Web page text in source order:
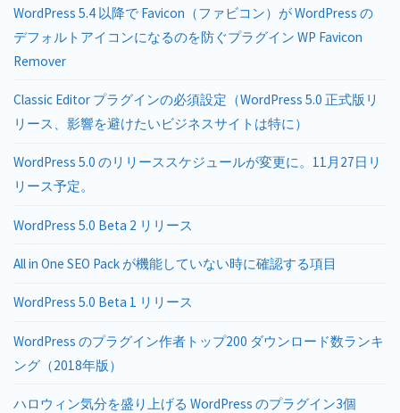
WordPress 5.4 以降で Favicon（ファビコン）が WordPress の
デフォルトアイコンになるのを防ぐプラグイン WP Favicon
Remover
Classic Editor プラグインの必須設定（WordPress 5.0 正式版リ
リース、影響を避けたいビジネスサイトは特に）
WordPress 5.0 のリリーススケジュールが変更に。11月27日リ
リース予定。
WordPress 5.0 Beta 2 リリース
All in One SEO Pack が機能していない時に確認する項目
WordPress 5.0 Beta 1 リリース
WordPress のプラグイン作者トップ200 ダウンロード数ランキ
ング（2018年版）
ハロウィン気分を盛り上げる WordPress のプラグイン3個